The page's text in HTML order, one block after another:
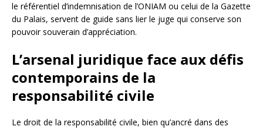
le référentiel d’indemnisation de l’ONIAM ou celui de la Gazette
du Palais, servent de guide sans lier le juge qui conserve son
pouvoir souverain d’appréciation.
L’arsenal juridique face aux défis
contemporains de la
responsabilité civile
Le droit de la responsabilité civile, bien qu’ancré dans des